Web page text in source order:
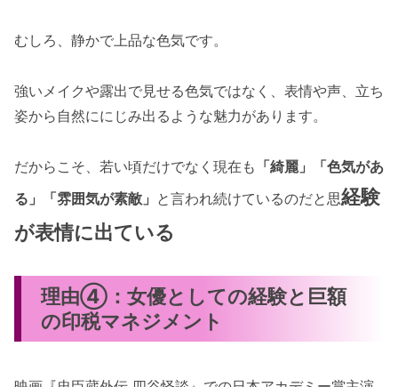
むしろ、静かで上品な色気です。
強いメイクや露出で見せる色気ではなく、表情や声、立ち
姿から自然ににじみ出るような魅力があります。
だからこそ、若い頃だけでなく現在も 「綺麗」「色気があ
る」「雰囲気が素敵」 と言われ続けているのだと思経験
が表情に出ている
理由④：女優としての経験と巨額
の印税マネジメント